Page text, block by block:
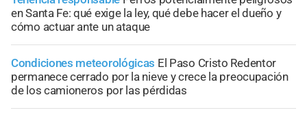
en Santa Fe: qué exige la ley, qué debe hacer el dueño y
cómo actuar ante un ataque
Condiciones meteorológicas El Paso Cristo Redentor
permanece cerrado por la nieve y crece la preocupación
de los camioneros por las pérdidas